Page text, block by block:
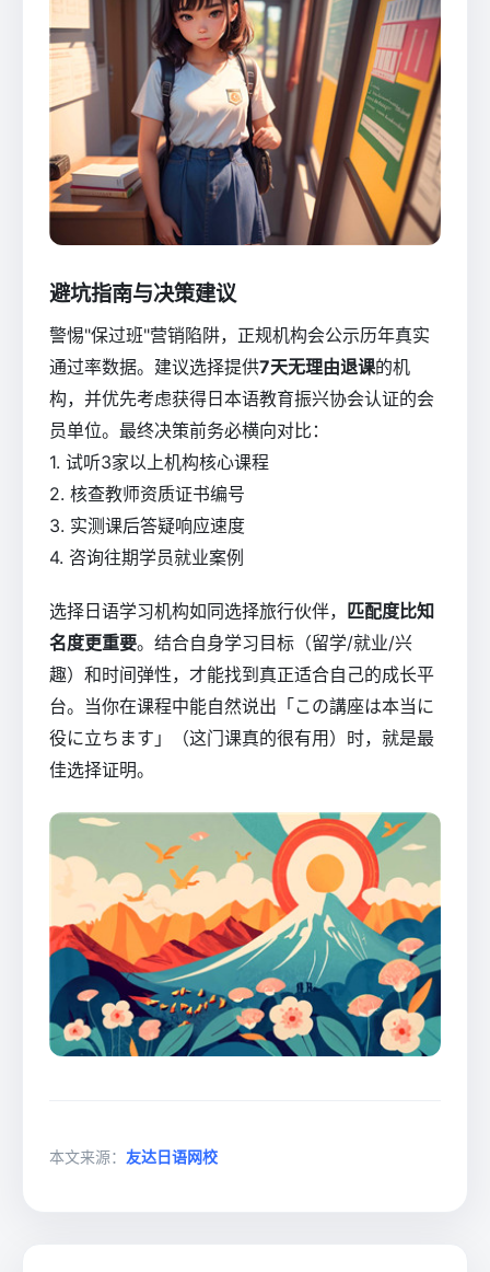
避坑指南与决策建议
警惕"保过班"营销陷阱，正规机构会公示历年真实
通过率数据。建议选择提供7天无理由退课的机
构，并优先考虑获得日本语教育振兴协会认证的会
员单位。最终决策前务必横向对比：
1. 试听3家以上机构核心课程
2. 核查教师资质证书编号
3. 实测课后答疑响应速度
4. 咨询往期学员就业案例
选择日语学习机构如同选择旅行伙伴，
匹配度比知
名度更重要。结合自身学习目标（留学/就业/兴
趣）和时间弹性，才能找到真正适合自己的成长平
台。当你在课程中能自然说出「この講座は本当に
役に立ちます」（这门课真的很有用）时，就是最
佳选择证明。
本文来源： 友达日语网校